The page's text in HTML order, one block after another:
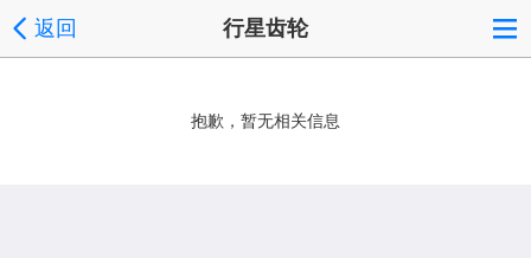
返回 行星齿轮
抱歉，暂无相关信息